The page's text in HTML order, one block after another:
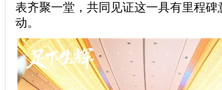
表齐聚一堂，共同见证这一具有里程
动。